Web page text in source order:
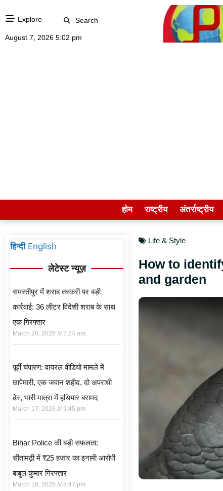
Explore Search
August 7, 2026 5:02 pm
होम राष्ट्रीय अंतर्राष्ट्रीय
हिन्दी English
लेटेस्ट न्यूज़
समस्तीपुर में शराब तस्करी पर बड़ी
कार्रवाई: 36 लीटर विदेशी शराब के साथ
एक गिरफ्तार
March 20, 2026 7:24 am
पूर्वी चंपारण: वायरल वीडियो मामले में
छापेमारी, एक जवान शहीद, दो अपराधी
ढेर, भारी मात्रा में हथियार बरामद
March 17, 2026 9:45 pm
Bihar Police की बड़ी सफलता:
सीतामढ़ी में ₹25 हजार का इनामी आरोपी
बाबुल कुमार गिरफ्तार
March 16, 2026 8:47 pm
Life & Style
How to
and garden